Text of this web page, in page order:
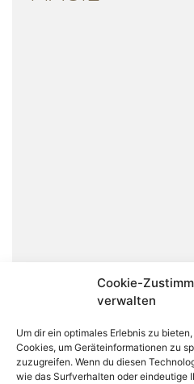
Cookie-
verwalten
Um dir ein optimales Erlebnis zu
Cookies, um Geräteinformationen zu
zuzugreifen. Wenn du diesen
wie das Surfverhalten oder eindeutige